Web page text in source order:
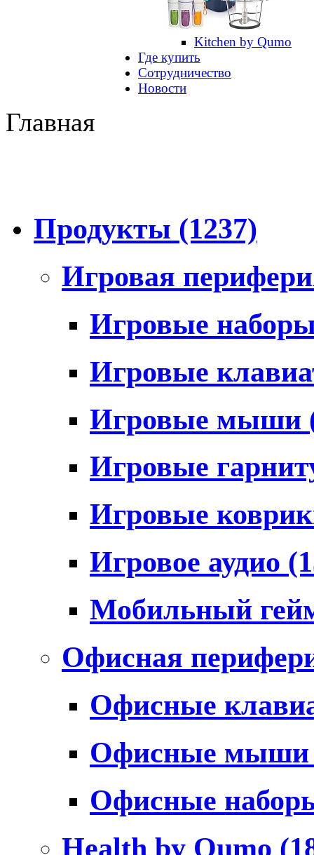
Kitchen by Qumo
Где купить
Сотрудничество
Новости
Главная
Продукты (1237)
Игровая
Игровые
Игровые
Игровые мыши
Игровые
Игровые
Игровое аудио
Мобильный
Офисная
Офисные
Офисные
Офисные
Health by Qumo